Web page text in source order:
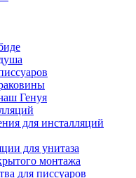
Генуя
для инсталляций
для унитаза
монтажа
для писсуаров